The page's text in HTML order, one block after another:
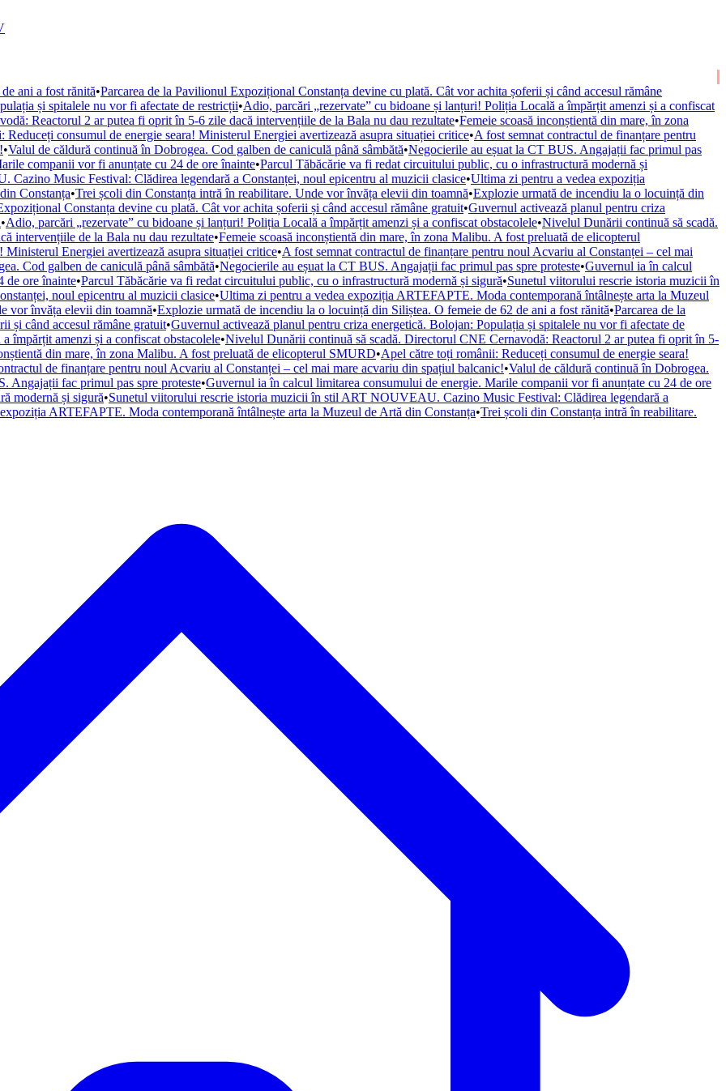
ani a fost rănită•Parcarea de la Pavilionul Expozițional Constanța devine cu plată. Cât vor achita șoferii și când accesul rămâne
și spitalele nu vor fi afectate de restricții•Adio, parcări „rezervate” cu bidoane și lanțuri! Poliția Locală a împărțit amenzi și a confiscat
Reactorul 2 ar putea fi oprit în 5-6 zile dacă intervențiile de la Bala nu dau rezultate•Femeie scoasă inconștientă din mare, în zona
Reduceți consumul de energie seara! Ministerul Energiei avertizează asupra situației critice•A fost semnat contractul de finanțare pentru
•Valul de căldură continuă în Dobrogea. Cod galben de caniculă până sâmbătă•Negocierile au eșuat la CT BUS. Angajații fac primul pas
companii vor fi anunțate cu 24 de ore înainte•Parcul Tăbăcărie va fi redat circuitului public, cu o infrastructură modernă și
Music Festival: Clădirea legendară a Constanței, noul epicentru al muzicii clasice•Ultima zi pentru a vedea expoziția
Constanța•Trei școli din Constanța intră în reabilitare. Unde vor învăța elevii din toamnă•Explozie urmată de incendiu la o locuință din
Constanța devine cu plată. Cât vor achita șoferii și când accesul rămâne gratuit•Guvernul activează planul pentru criza
•Adio, parcări „rezervate” cu bidoane și lanțuri! Poliția Locală a împărțit amenzi și a confiscat obstacolele•Nivelul Dunării continuă să scadă.
intervențiile de la Bala nu dau rezultate•Femeie scoasă inconștientă din mare, în zona Malibu. A fost preluată de elicopterul
Energiei avertizează asupra situației critice•A fost semnat contractul de finanțare pentru noul Acvariu al Constanței – cel mai
Cod galben de caniculă până sâmbătă•Negocierile au eșuat la CT BUS. Angajații fac primul pas spre proteste•Guvernul ia în calcul
de ore înainte•Parcul Tăbăcărie va fi redat circuitului public, cu o infrastructură modernă și sigură•Sunetul viitorului rescrie istoria muzicii în
noul epicentru al muzicii clasice•Ultima zi pentru a vedea expoziția ARTEFAPTE. Moda contemporană întâlnește arta la Muzeul
vor învăța elevii din toamnă•Explozie urmată de incendiu la o locuință din Siliștea. O femeie de 62 de ani a fost rănită•Parcarea de la
și când accesul rămâne gratuit•Guvernul activează planul pentru criza energetică. Bolojan: Populația și spitalele nu vor fi afectate de
împărțit amenzi și a confiscat obstacolele•Nivelul Dunării continuă să scadă. Directorul CNE Cernavodă: Reactorul 2 ar putea fi oprit în 5-
din mare, în zona Malibu. A fost preluată de elicopterul SMURD•Apel către toți românii: Reduceți consumul de energie seara!
de finanțare pentru noul Acvariu al Constanței – cel mai mare acvariu din spațiul balcanic!•Valul de căldură continuă în Dobrogea.
Angajații fac primul pas spre proteste•Guvernul ia în calcul limitarea consumului de energie. Marile companii vor fi anunțate cu 24 de ore
modernă și sigură•Sunetul viitorului rescrie istoria muzicii în stil ART NOUVEAU. Cazino Music Festival: Clădirea legendară a
ARTEFAPTE. Moda contemporană întâlnește arta la Muzeul de Artă din Constanța•Trei școli din Constanța intră în reabilitare.